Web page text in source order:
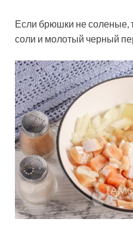
Если брюшки не соленые,
соли и молотый черный